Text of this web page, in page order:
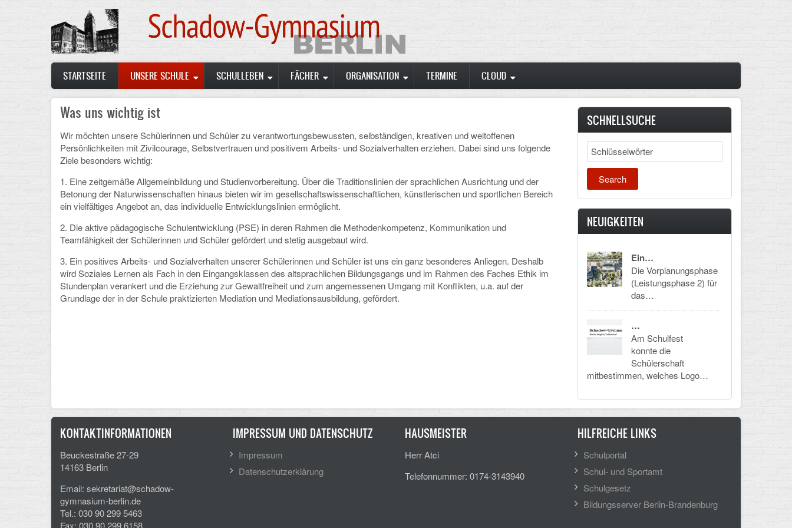
Main
navigation
STARTSEITE UNSERE SCHULE SCHULLEBEN FÄCHER ORGANISATION TERMINE CLOUD
Was uns wichtig ist
Wir möchten unsere Schülerinnen und Schüler zu verantwortungsbewussten, selbständigen, kreativen und weltoffenen
Persönlichkeiten mit Zivilcourage, Selbstvertrauen und positivem Arbeits- und Sozialverhalten erziehen. Dabei sind uns folgende
Ziele besonders wichtig:
1. Eine zeitgemäße Allgemeinbildung und Studienvorbereitung. Über die Traditionslinien der sprachlichen Ausrichtung und der
Betonung der Naturwissenschaften hinaus bieten wir im gesellschaftswissenschaftlichen, künstlerischen und sportlichen Bereich
ein vielfältiges Angebot an, das individuelle Entwicklungslinien ermöglicht.
2. Die aktive pädagogische Schulentwicklung (PSE) in deren Rahmen die Methodenkompetenz, Kommunikation und
Teamfähigkeit der Schülerinnen und Schüler gefördert und stetig ausgebaut wird.
3. Ein positives Arbeits- und Sozialverhalten unserer Schülerinnen und Schüler ist uns ein ganz besonderes Anliegen. Deshalb
wird Soziales Lernen als Fach in den Eingangsklassen des altsprachlichen Bildungsgangs und im Rahmen des Faches Ethik im
Stundenplan verankert und die Erziehung zur Gewaltfreiheit und zum angemessenen Umgang mit Konflikten, u.a. auf der
Grundlage der in der Schule praktizierten Mediation und Mediationsausbildung, gefördert.
SCHNELLSUCHE
Search
NEUIGKEITEN
Ein…
Die Vorplanungsphase
(Leistungsphase 2) für
das…
…
Am Schulfest
konnte die
Schülerschaft
mitbestimmen, welches Logo…
KONTAKTINFORMATIONEN
Beuckestraße 27-29
14163 Berlin
Email: sekretariat@schadow-
gymnasium-berlin.de
Tel.: 030 90 299 5463
Fax: 030 90 299 6158
IMPRESSUM UND DATENSCHUTZ
Impressum
Datenschutzerklärung
HAUSMEISTER
Herr Atci
Telefonnummer: 0174-3143940
HILFREICHE LINKS
Schulportal
Schul- und Sportamt
Schulgesetz
Bildungsserver Berlin-Brandenburg